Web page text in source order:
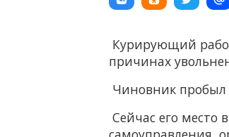
Курирующий
причинах
Чиновник пробыл
Сейчас его место